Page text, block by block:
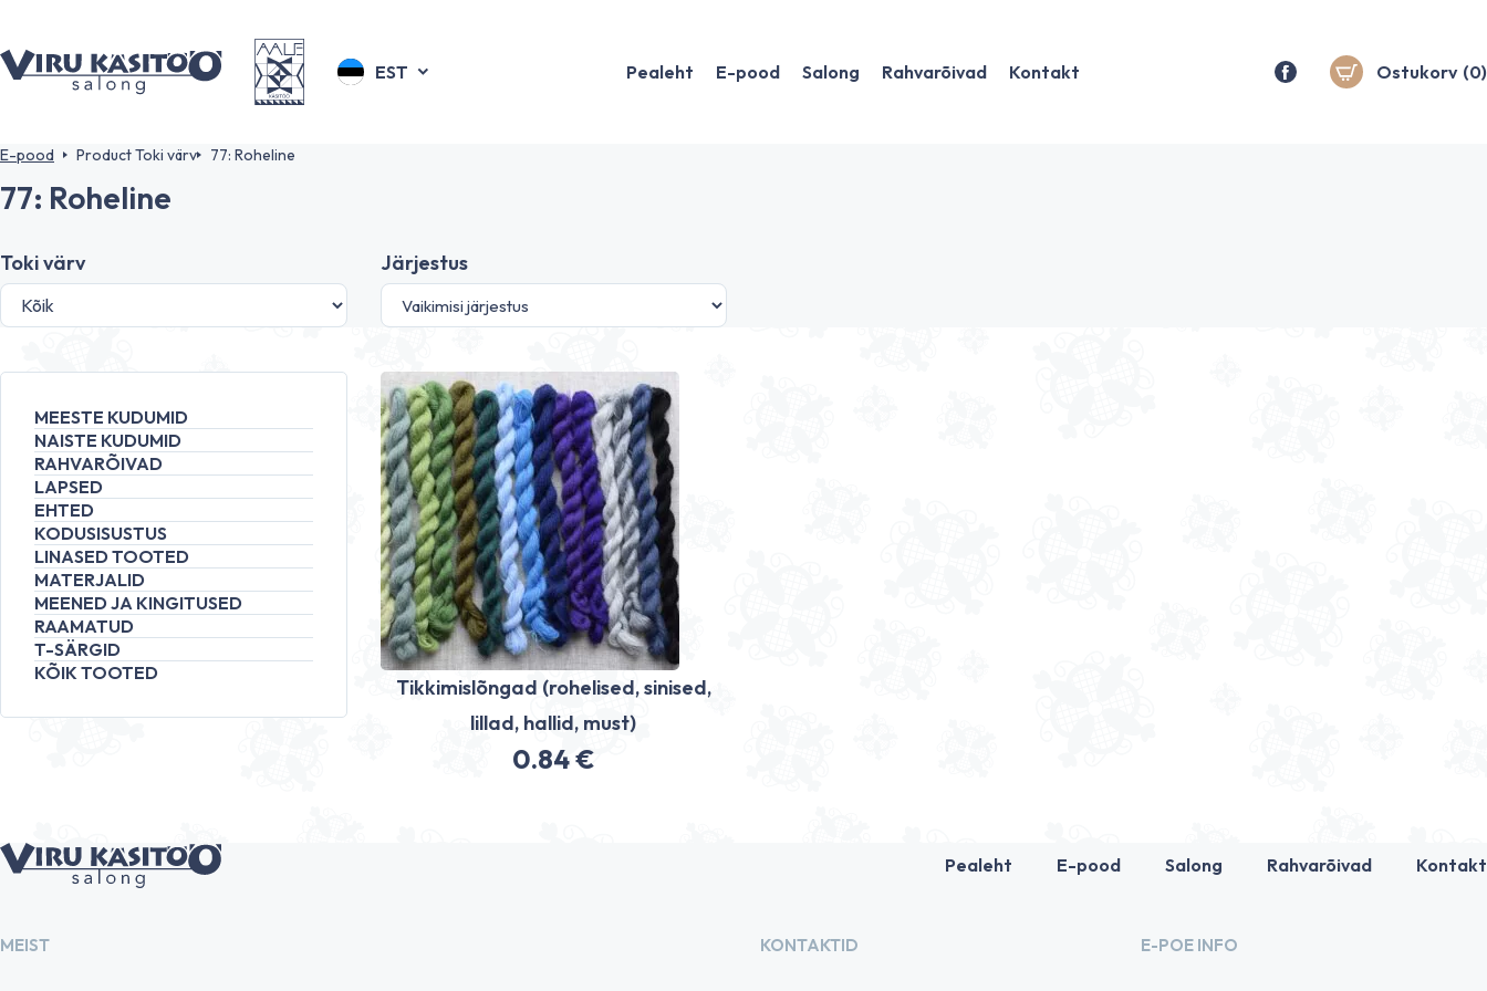
EST Pealeht E-pood Salong Rahvarõivad Kontakt Ostukorv (0)
E-pood Product Toki värv 77: Roheline
77: Roheline
Toki värv Järjestus
MEESTE KUDUMID
NAISTE KUDUMID
RAHVARÕIVAD
LAPSED
EHTED
KODUSISUSTUS
LINASED TOOTED
MATERJALID
MEENED JA KINGITUSED
RAAMATUD
T-SÄRGID
KÕIK TOOTED
Tikkimislõngad (rohelised, sinised,
lillad, hallid, must)
0.84€
Pealeht E-pood Salong Rahvarõivad Kontakt
MEIST KONTAKTID E-POE INFO